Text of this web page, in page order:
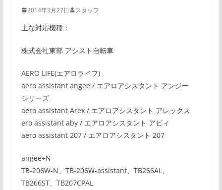
2014年3月27日 スタッフ
主な対応機種：
株式会社東部 アシスト自転車
AERO LIFE(エアロライフ)
aero assistant angee / エアロアシスタント アンジー
シリーズ
aero assistant Arex / エアロアシスタント アレックス
ero assistant aby / エアロアシスタント アビィ
aero assistant 207 / エアロアシスタント 207
angee+N
TB-206W-N、TB-206W-assistant、TB266AL、
TB266ST、TB207CPAL